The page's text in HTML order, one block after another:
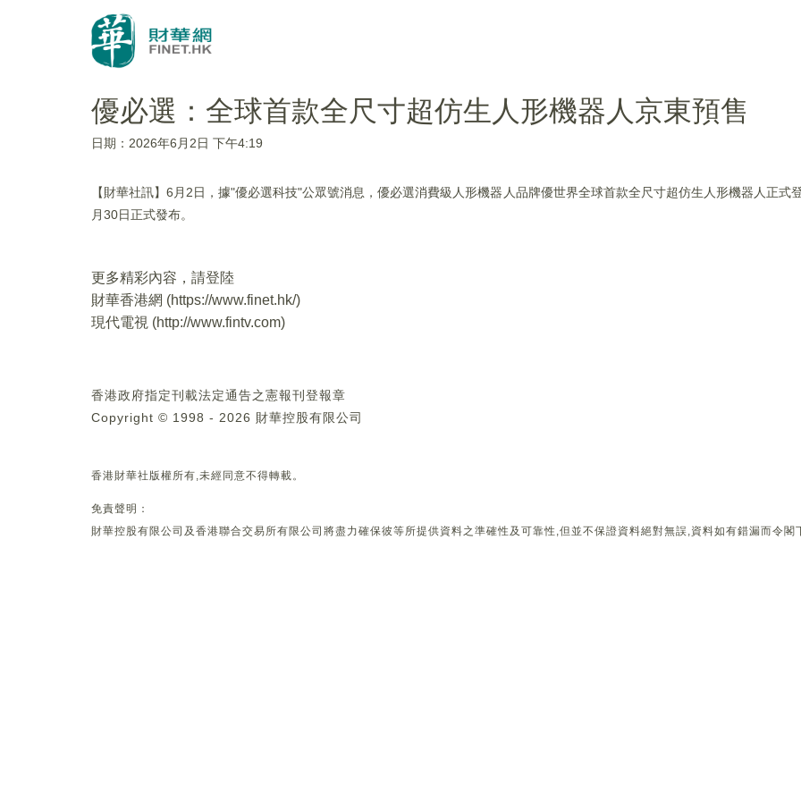
優必選：全球首款全尺寸超仿生人形機器人京東預售
日期：2026年6月2日 下午4:19
【財華社訊】6月2日，據"優必選科技"公眾號消息，優必選消費級人形機器人品牌優世界全球首款全尺寸超仿生人形機器人正式
月30日正式發布。
更多精彩內容，請登陸
財華香港網 (https://www.finet.hk/)
現代電視 (http://www.fintv.com)
香港政府指定刊載法定通告之憲報刊登報章
Copyright © 1998 - 2026 財華控股有限公司
香港財華社版權所有,未經同意不得轉載。
免責聲明：
財華控股有限公司及香港聯合交易所有限公司將盡力確保彼等所提供資料之準確性及可靠性,但並不保證資料絕對無誤,資料如有錯漏而令閣